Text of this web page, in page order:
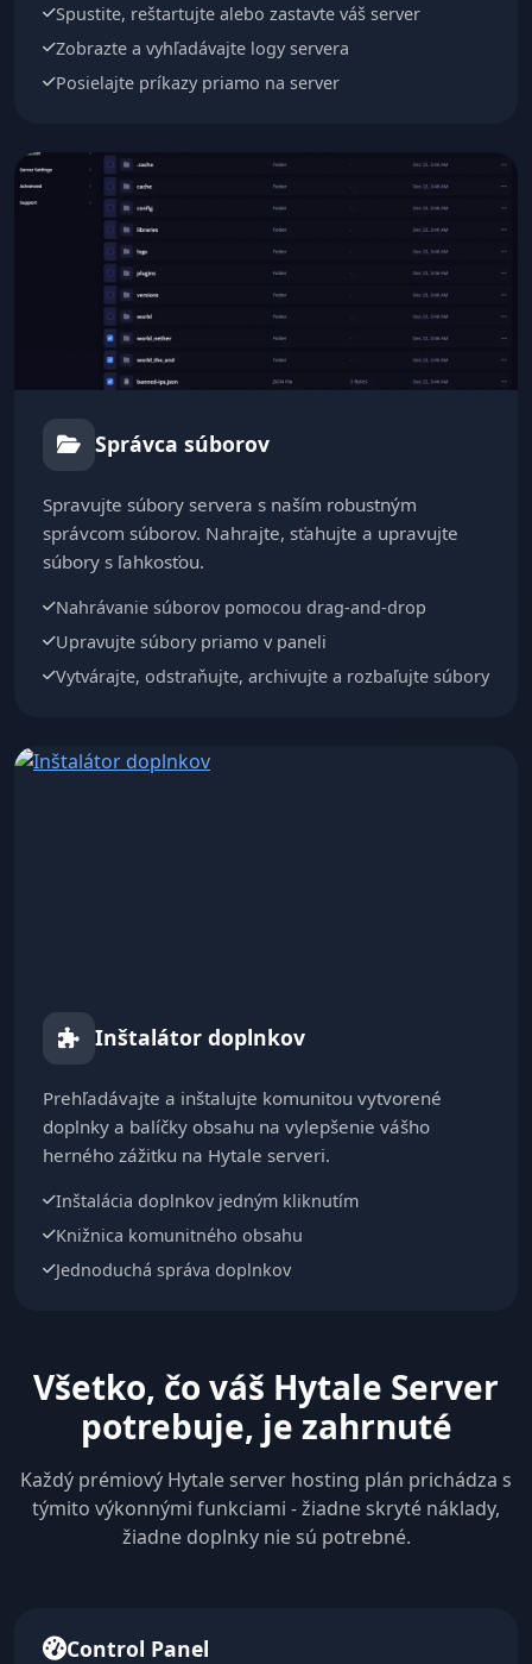
Spustite, reštartujte alebo zastavte váš server
Zobrazte a vyhľadávajte logy servera
Posielajte príkazy priamo na server
Správca súborov
Spravujte súbory servera s naším robustným
správcom súborov. Nahrajte, sťahujte a upravujte
súbory s ľahkosťou.
Nahrávanie súborov pomocou drag-and-drop
Upravujte súbory priamo v paneli
Vytvárajte, odstraňujte, archivujte a rozbaľujte súbory
Inštalátor doplnkov
Prehľadávajte a inštalujte komunitou vytvorené
doplnky a balíčky obsahu na vylepšenie vášho
herného zážitku na Hytale serveri.
Inštalácia doplnkov jedným kliknutím
Knižnica komunitného obsahu
Jednoduchá správa doplnkov
Všetko, čo váš Hytale Server
potrebuje, je zahrnuté
Každý prémiový Hytale server hosting plán prichádza s
týmito výkonnými funkciami - žiadne skryté náklady,
žiadne doplnky nie sú potrebné.
Control Panel